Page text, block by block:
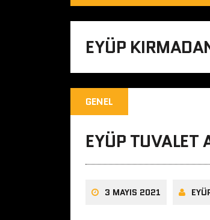
EYÜP
GENEL
EYÜP TUVALET
3 MAYIS 2021